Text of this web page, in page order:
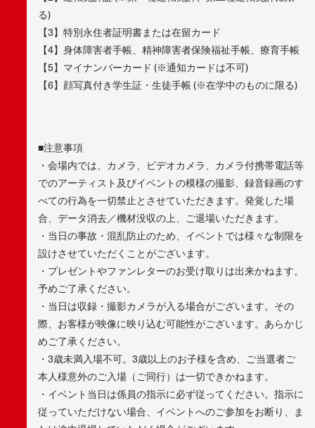
る)
【3】特別永住者証明書または在留カード
【4】身体障害者手帳、精神障害者保険福祉手帳、療育手帳
【5】マイナンバーカード (※通知カードは不可)
【6】顔写真付き学生証・生徒手帳 (※在学中のものに限る)
■注意事項
・会場内では、カメラ、ビデオカメラ、カメラ付携帯電話等
でのアーティスト及びイベントの模様の撮影、録音録画のす
べての行為を一切禁止とさせていただきます。発覚した場
合、データ消去／機材没収の上、ご退場いただきます。
・当日の事故・混乱防止のため、イベントでは様々な制限を
設けさせていただくことがございます。
・プレゼントやファンレターのお受け取りは出来かねます。
予めご了承ください。
・当日は収録・撮影カメラが入る場合がございます。その
際、お客様が映像に映り込む可能性がございます。あらかじ
めご了承ください。
・3歳未満入場不可。3歳以上のお子様を含め、ご当選者ご
本人様意外のご入場（ご同行）は一切できかねます。
・イベント当日は係員の指示に必ず従ってください。指示に
従っていただけない場合、イベントへのご参加をお断り、ま